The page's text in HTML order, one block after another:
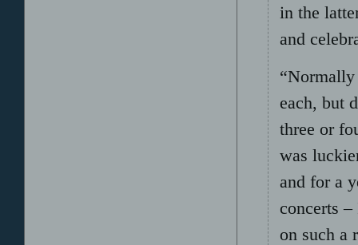
in the
and
“Normally
each, but
three or
was
and for a
concerts
on such a